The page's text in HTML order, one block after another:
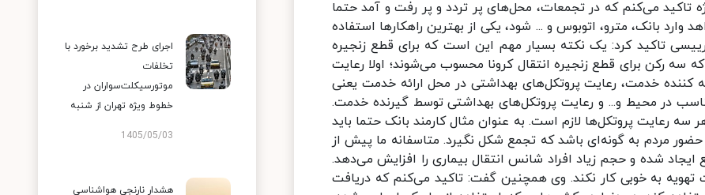
اجرای طرح تشدید برخورد با
تخلفات
موتورسیکلت‌سواران در
خطوط ویژه تهران از شنبه
1405/05/03
هشدار نارنجی هواشناسی